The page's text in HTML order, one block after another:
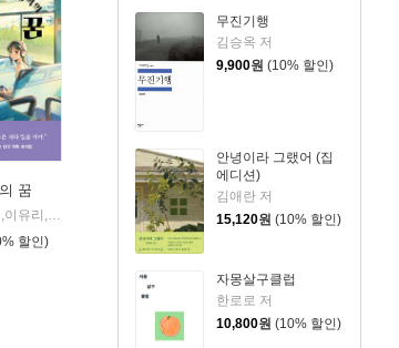
무진기행
김승옥 저
9,900원 (10% 할인)
안녕이라 그랬어 (집
에디션)
김애란 저
15,120원 (10% 할인)
자몽살구클럽
한로로 저
10,800원 (10% 할인)
| 서해문집
꿈
남세오,유영민,이유리,전건우,전앤 공저 | 자음과모음
할인)